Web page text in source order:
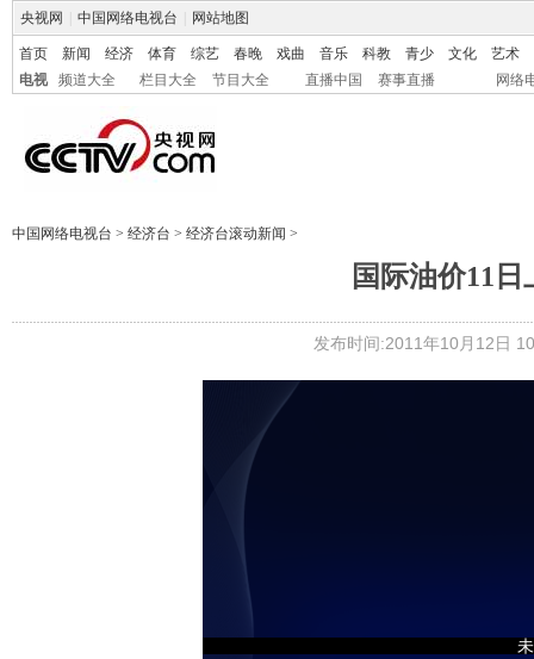
央视网 中国网络电视台 网站地图
首页 新闻 经济 体育 综艺 春晚 戏曲 音乐 科教 青少 文化
艺术
电视
频道大全 栏目大全 节目大全 直播中国 赛事直播 网络
中国网络电视台 > 经济台 > 经济台滚动新闻 >
国际油价11
发布时间:2011年10月12日